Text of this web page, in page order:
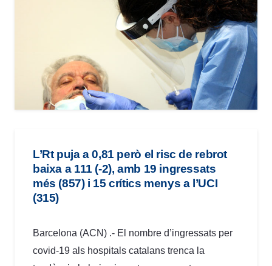
L’Rt puja a 0,81 però el risc de rebrot
baixa a 111 (-2), amb 19 ingressats
més (857) i 15 crítics menys a l’UCI
(315)
Barcelona (ACN) .- El nombre d’ingressats per
covid-19 als hospitals catalans trenca la